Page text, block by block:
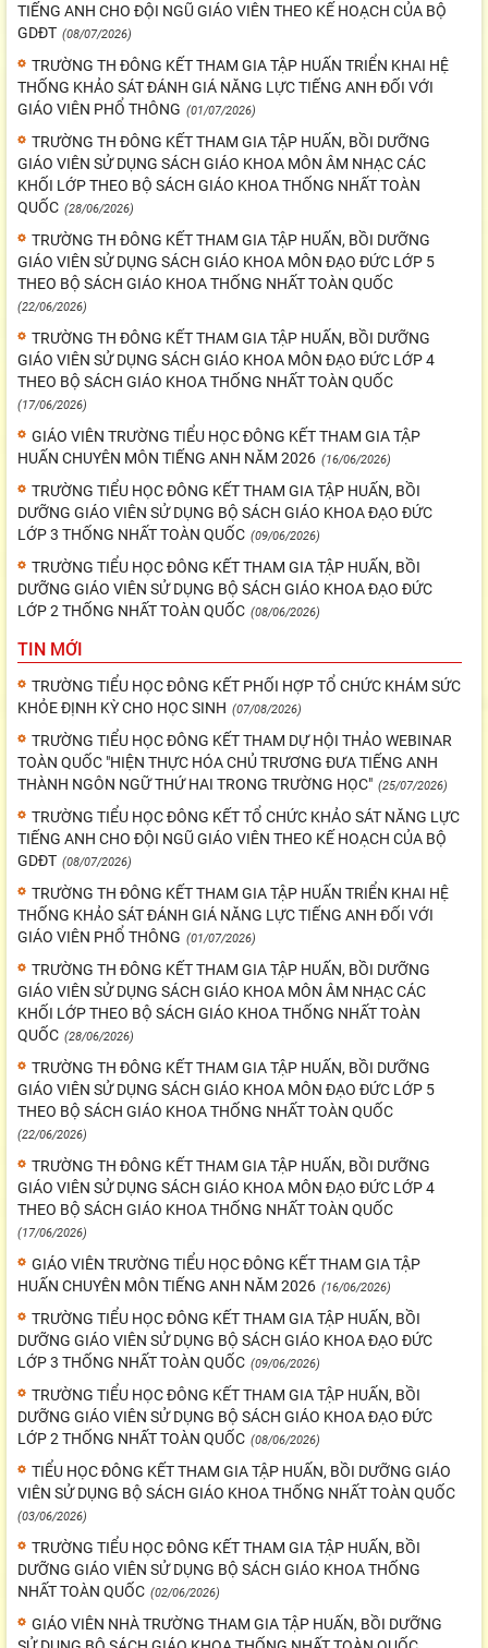
TIẾNG ANH CHO ĐỘI NGŨ GIÁO VIÊN THEO KẾ HOẠCH CỦA BỘ
GDĐT (08/07/2026)
TRƯỜNG TH ĐÔNG KẾT THAM GIA TẬP HUẤN TRIỂN KHAI HỆ
THỐNG KHẢO SÁT ĐÁNH GIÁ NĂNG LỰC TIẾNG ANH ĐỐI VỚI
GIÁO VIÊN PHỔ THÔNG (01/07/2026)
TRƯỜNG TH ĐÔNG KẾT THAM GIA TẬP HUẤN, BỒI DƯỠNG
GIÁO VIÊN SỬ DỤNG SÁCH GIÁO KHOA MÔN ÂM NHẠC CÁC
KHỐI LỚP THEO BỘ SÁCH GIÁO KHOA THỐNG NHẤT TOÀN
QUỐC (28/06/2026)
TRƯỜNG TH ĐÔNG KẾT THAM GIA TẬP HUẤN, BỒI DƯỠNG
GIÁO VIÊN SỬ DỤNG SÁCH GIÁO KHOA MÔN ĐẠO ĐỨC LỚP 5
THEO BỘ SÁCH GIÁO KHOA THỐNG NHẤT TOÀN QUỐC
(22/06/2026)
TRƯỜNG TH ĐÔNG KẾT THAM GIA TẬP HUẤN, BỒI DƯỠNG
GIÁO VIÊN SỬ DỤNG SÁCH GIÁO KHOA MÔN ĐẠO ĐỨC LỚP 4
THEO BỘ SÁCH GIÁO KHOA THỐNG NHẤT TOÀN QUỐC
(17/06/2026)
GIÁO VIÊN TRƯỜNG TIỂU HỌC ĐÔNG KẾT THAM GIA TẬP
HUẤN CHUYÊN MÔN TIẾNG ANH NĂM 2026 (16/06/2026)
TRƯỜNG TIỂU HỌC ĐÔNG KẾT THAM GIA TẬP HUẤN, BỒI
DƯỠNG GIÁO VIÊN SỬ DỤNG BỘ SÁCH GIÁO KHOA ĐẠO ĐỨC
LỚP 3 THỐNG NHẤT TOÀN QUỐC (09/06/2026)
TRƯỜNG TIỂU HỌC ĐÔNG KẾT THAM GIA TẬP HUẤN, BỒI
DƯỠNG GIÁO VIÊN SỬ DỤNG BỘ SÁCH GIÁO KHOA ĐẠO ĐỨC
LỚP 2 THỐNG NHẤT TOÀN QUỐC (08/06/2026)
TIN MỚI
TRƯỜNG TIỂU HỌC ĐÔNG KẾT PHỐI HỢP TỔ CHỨC KHÁM SỨC
KHỎE ĐỊNH KỲ CHO HỌC SINH (07/08/2026)
TRƯỜNG TIỂU HỌC ĐÔNG KẾT THAM DỰ HỘI THẢO WEBINAR
TOÀN QUỐC "HIỆN THỰC HÓA CHỦ TRƯƠNG ĐƯA TIẾNG ANH
THÀNH NGÔN NGỮ THỨ HAI TRONG TRƯỜNG HỌC" (25/07/2026)
TRƯỜNG TIỂU HỌC ĐÔNG KẾT TỔ CHỨC KHẢO SÁT NĂNG LỰC
TIẾNG ANH CHO ĐỘI NGŨ GIÁO VIÊN THEO KẾ HOẠCH CỦA BỘ
GDĐT (08/07/2026)
TRƯỜNG TH ĐÔNG KẾT THAM GIA TẬP HUẤN TRIỂN KHAI HỆ
THỐNG KHẢO SÁT ĐÁNH GIÁ NĂNG LỰC TIẾNG ANH ĐỐI VỚI
GIÁO VIÊN PHỔ THÔNG (01/07/2026)
TRƯỜNG TH ĐÔNG KẾT THAM GIA TẬP HUẤN, BỒI DƯỠNG
GIÁO VIÊN SỬ DỤNG SÁCH GIÁO KHOA MÔN ÂM NHẠC CÁC
KHỐI LỚP THEO BỘ SÁCH GIÁO KHOA THỐNG NHẤT TOÀN
QUỐC (28/06/2026)
TRƯỜNG TH ĐÔNG KẾT THAM GIA TẬP HUẤN, BỒI DƯỠNG
GIÁO VIÊN SỬ DỤNG SÁCH GIÁO KHOA MÔN ĐẠO ĐỨC LỚP 5
THEO BỘ SÁCH GIÁO KHOA THỐNG NHẤT TOÀN QUỐC
(22/06/2026)
TRƯỜNG TH ĐÔNG KẾT THAM GIA TẬP HUẤN, BỒI DƯỠNG
GIÁO VIÊN SỬ DỤNG SÁCH GIÁO KHOA MÔN ĐẠO ĐỨC LỚP 4
THEO BỘ SÁCH GIÁO KHOA THỐNG NHẤT TOÀN QUỐC
(17/06/2026)
GIÁO VIÊN TRƯỜNG TIỂU HỌC ĐÔNG KẾT THAM GIA TẬP
HUẤN CHUYÊN MÔN TIẾNG ANH NĂM 2026 (16/06/2026)
TRƯỜNG TIỂU HỌC ĐÔNG KẾT THAM GIA TẬP HUẤN, BỒI
DƯỠNG GIÁO VIÊN SỬ DỤNG BỘ SÁCH GIÁO KHOA ĐẠO ĐỨC
LỚP 3 THỐNG NHẤT TOÀN QUỐC (09/06/2026)
TRƯỜNG TIỂU HỌC ĐÔNG KẾT THAM GIA TẬP HUẤN, BỒI
DƯỠNG GIÁO VIÊN SỬ DỤNG BỘ SÁCH GIÁO KHOA ĐẠO ĐỨC
LỚP 2 THỐNG NHẤT TOÀN QUỐC (08/06/2026)
TIỂU HỌC ĐÔNG KẾT THAM GIA TẬP HUẤN, BỒI DƯỠNG GIÁO
VIÊN SỬ DỤNG BỘ SÁCH GIÁO KHOA THỐNG NHẤT TOÀN QUỐC
(03/06/2026)
TRƯỜNG TIỂU HỌC ĐÔNG KẾT THAM GIA TẬP HUẤN, BỒI
DƯỠNG GIÁO VIÊN SỬ DỤNG BỘ SÁCH GIÁO KHOA THỐNG
NHẤT TOÀN QUỐC (02/06/2026)
GIÁO VIÊN NHÀ TRƯỜNG THAM GIA TẬP HUẤN, BỒI DƯỠNG